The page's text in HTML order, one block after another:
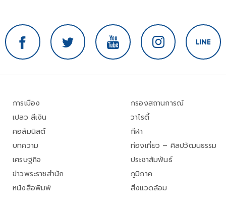
การเมือง
เปลว สีเงิน
คอลัมนิสต์
บทความ
เศรษฐกิจ
ข่าวพระราชสำนัก
หนังสือพิมพ์
กรองสถานการณ์
วาไรตี้
กีฬา
ท่องเที่ยว – ศิลปวัฒนธรรม
ประชาสัมพันธ์
ภูมิภาค
สิ่งแวดล้อม